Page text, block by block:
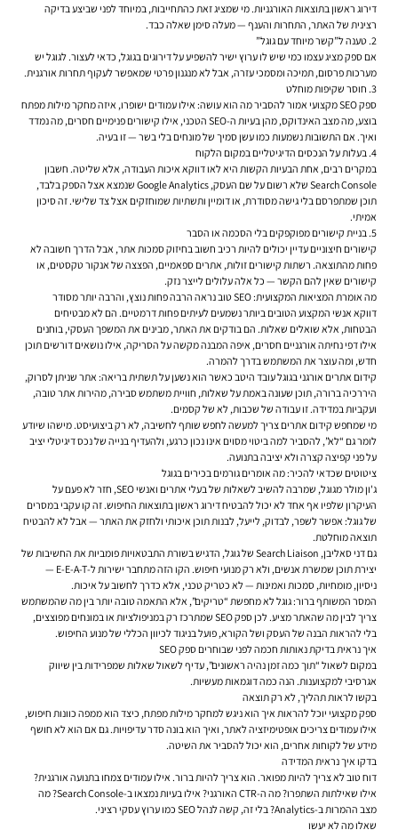
דירוג ראשון בתוצאות האורגניות. מי שמציג זאת כהתחייבות, במיוחד לפני שביצע בדיקה
רצינית של האתר, התחרות והענף — מעלה סימן שאלה כבד.
2. טענה ל”קשר מיוחד עם גוגל”
אם ספק מציג עצמו כמי שיש לו ערוץ ישיר להשפיע על דירוגים בגוגל, כדאי לעצור. לגוגל יש
מערכות פרסום, תמיכה ומסמכי עזרה, אבל לא מנגנון פרטי שמאפשר לעקוף תחרות אורגנית.
3. חוסר שקיפות מוחלט
ספק SEO מקצועי אמור להסביר מה הוא עושה: אילו עמודים ישופרו, איזה מחקר מילות מפתח
בוצע, מה מצב האינדוקס, מהן בעיות ה-SEO הטכני, אילו קישורים פנימיים חסרים, מה נמדד
ואיך. אם התשובות נשמעות כמו עשן סמיך של מונחים בלי בשר — זו בעיה.
4. בעלות על הנכסים הדיגיטליים במקום הלקוח
במקרים רבים, אחת הבעיות הקשות היא לאו דווקא איכות העבודה, אלא שליטה. חשבון
Search Console שלא רשום על שם העסק, Google Analytics שנמצא אצל הספק בלבד,
תוכן שמתפרסם בלי גישה מסודרת, או דומיין ותשתיות שמוחזקים אצל צד שלישי. זה סיכון
אמיתי.
5. בניית קישורים מפוקפקים בלי הסכמה או הסבר
קישורים חיצוניים עדיין יכולים להיות רכיב חשוב בחיזוק סמכות אתר, אבל הדרך חשובה לא
פחות מהתוצאה. רשתות קישורים זולות, אתרים ספאמיים, הפצצה של אנקור טקסטים, או
קישורים שאין להם הקשר — כל אלה עלולים לייצר נזק.
מה אומרת המציאות המקצועית: SEO טוב נראה הרבה פחות נוצץ, והרבה יותר מסודר
דווקא אנשי המקצוע הטובים ביותר נשמעים לעיתים פחות דרמטיים. הם לא מבטיחים
הבטחות, אלא שואלים שאלות. הם בודקים את האתר, מבינים את המשפך העסקי, בוחנים
אילו דפי נחיתה אורגניים חסרים, איפה המבנה מקשה על הסריקה, אילו נושאים דורשים תוכן
חדש, ומה עוצר את המשתמש בדרך להמרה.
קידום אתרים אורגני בגוגל עובד היטב כאשר הוא נשען על תשתית בריאה: אתר שניתן לסרוק,
היררכיה ברורה, תוכן שעונה באמת על שאלות, חוויית משתמש סבירה, מהירות אתר טובה,
ועקביות במדידה. זו עבודה של שכבות, לא של קסמים.
מי שמחפש קידום אתריםצריך למעשה לחפש שותף לחשיבה, לא רק ביצועיסט. מישהו שיודע
לומר גם “לא”, להסביר למה ביטוי מסוים אינו נכון כרגע, ולהעדיף בנייה של נכס דיגיטלי יציב
על פני קפיצה קצרה ולא יציבה בתנועה.
ציטוטים שכדאי להכיר: מה אומרים גורמים בכירים בגוגל
ג'ון מולר מגוגל, שמרבה להשיב לשאלות של בעלי אתרים ואנשי SEO, חזר לא פעם על
העיקרון שלפיו אף אחד לא יכול להבטיח דירוג ראשון בתוצאות החיפוש. זה קו עקבי במסרים
של גוגל: אפשר לשפר, לבדוק, לייעל, לבנות תוכן איכותי ולחזק את האתר — אבל לא להבטיח
תוצאה מוחלטת.
גם דני סאליבן, Search Liaison של גוגל, הדגיש בשורת התבטאויות פומביות את החשיבות של
יצירת תוכן שמשרת אנשים, ולא רק מנועי חיפוש. הקו הזה מתחבר ישירות ל-E-E-A-T —
ניסיון, מומחיות, סמכות ואמינות — לא כטריק טכני, אלא כדרך לחשוב על איכות.
המסר המשותף ברור: גוגל לא מחפשת “טריקים”, אלא התאמה טובה יותר בין מה שהמשתמש
צריך לבין מה שהאתר מציע. לכן ספק SEO שמתרכז רק במניפולציות או במונחים מפוצצים,
בלי להראות הבנה של העסק ושל הקורא, פועל בניגוד לכיוון הכללי של מנוע החיפוש.
איך נראית בדיקת נאותות חכמה לפני שבוחרים ספק SEO
במקום לשאול “תוך כמה זמן נהיה ראשונים”, עדיף לשאול שאלות שמפרידות בין שיווק
אגרסיבי למקצוענות. הנה כמה דוגמאות מעשיות.
בקשו לראות תהליך, לא רק תוצאה
ספק מקצועי יוכל להראות איך הוא ניגש למחקר מילות מפתח, כיצד הוא ממפה כוונות חיפוש,
אילו עמודים צריכים אופטימיזציה לאתר, ואיך הוא בונה סדר עדיפויות. גם אם הוא לא חושף
מידע של לקוחות אחרים, הוא יכול להסביר את השיטה.
בדקו איך נראית המדידה
דוח טוב לא צריך להיות מפואר. הוא צריך להיות ברור. אילו עמודים צמחו בתנועה אורגנית?
אילו שאילתות השתפרו? מה ה-CTR האורגני? אילו בעיות נמצאו ב-Search Console? מה
מצב ההמרות ב-Analytics? בלי זה, קשה לנהל SEO כמו ערוץ עסקי רציני.
שאלו מה לא יעשו